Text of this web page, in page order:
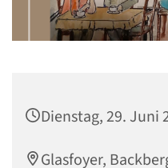
Dienstag, 29. Juni
Glasfoyer,